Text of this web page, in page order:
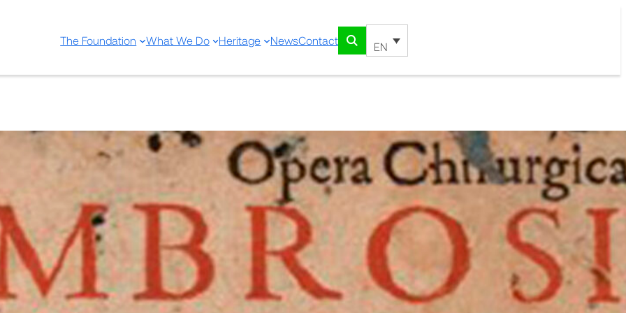
The Foundation What We Do Heritage NewsContact EN
Opera Chirurgica. Quibus continentur, No solum
perfectissima curandi ratio tumores praeter naturam,
vulnera, ulcera, luxationes, et fracturas: Verum etiam
humani corporis, singularumq. eius partium,
exactissima anatome: Curationes item multorum
aliorum affectuum qui Chirurgi exposcunt manum, et
ab aliis hactenius descripti non sunt: Insuper
physiologica multa, et therapeutica, lectu
dignissima…